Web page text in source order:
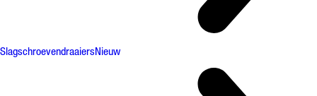
SlagschroevendraaiersNieuw